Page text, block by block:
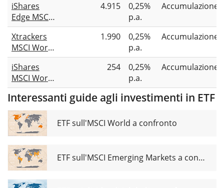
iShares
Edge MSCI
World
Momentum
Factor
UCITS ETF
(Acc)
4.915
0,25%
p.a.
Accumulazione
Xtrackers
MSCI World
Momentum
UCITS ETF
1C
1.990
0,25%
p.a.
Accumulazione
iShares
MSCI World
Momentum
Factor
Advanced
UCITS ETF
USD (Acc)
254
0,25%
p.a.
Accumulazione
Interessanti guide agli investimenti in ETF
ETF sull'MSCI World a confronto
ETF sull'MSCI Emerging Markets a confronto